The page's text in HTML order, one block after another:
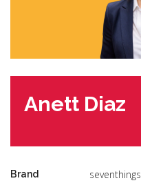
Anett Diaz
Brand seventhings